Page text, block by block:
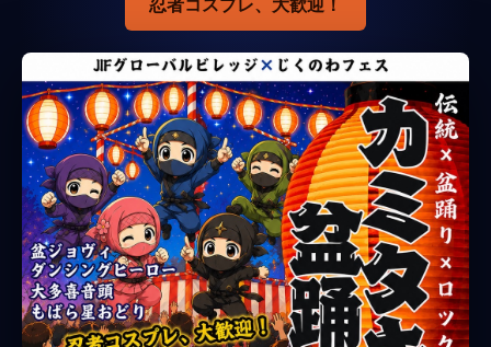
忍者コスプレ、大歓迎！